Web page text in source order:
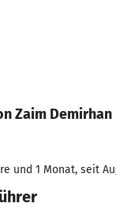
Zaim Demirhan
und 1 Monat, seit